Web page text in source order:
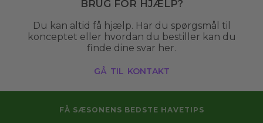
Du kan altid få hjælp. Har du spørgsmål til
konceptet eller hvordan du bestiller kan du
finde dine svar her.
gå til kontakt
FÅ SÆSONENS BEDSTE HAVETIPS